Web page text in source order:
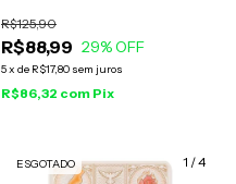
R$88,99
R$125,90
29% OFF
5x de R$17,80 sem juros
R$86,32 com Pix
1 /4
ESGOTADO